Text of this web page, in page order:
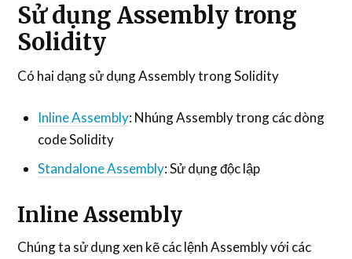
Sử dụng Assembly trong
Solidity
Có hai dạng sử dụng Assembly trong Solidity
Inline Assembly: Nhúng Assembly trong các dòng
code Solidity
Standalone Assembly: Sử dụng độc lập
Inline Assembly
Chúng ta sử dụng xen kẽ các lệnh Assembly với các